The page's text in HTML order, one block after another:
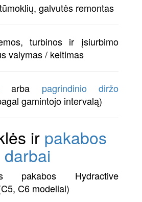
galvutės remontas
turbinos ir įsiurbimo
valymas / keitimas
arba pagrindinio diržo
gamintojo intervalą)
ir pakabos
darbai
pakabos Hydractive
C6 modeliai)